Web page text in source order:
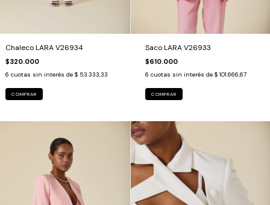
Chaleco LARA V26934
$320.000
6 cuotas sin interés de $ 53.333,33
COMPRAR
Saco LARA V26933
$610.000
6 cuotas sin interés de $ 101.666,67
COMPRAR